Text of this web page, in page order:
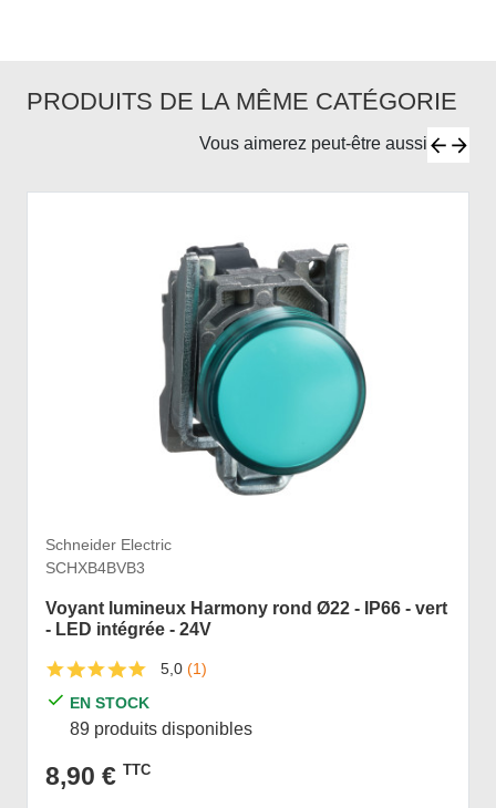
PRODUITS DE LA MÊME CATÉGORIE
Vous aimerez peut-être aussi
Schneider Electric
SCHXB4BVB3
Voyant lumineux Harmony rond Ø22 - IP66 - vert
- LED intégrée - 24V
5,0 (1)
EN STOCK
89 produits disponibles
8,90 € TTC